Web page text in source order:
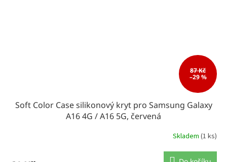
87 Kč
–29 %
Soft Color Case silikonový kryt pro Samsung Galaxy
A16 4G / A16 5G, červená
Skladem (1 ks)